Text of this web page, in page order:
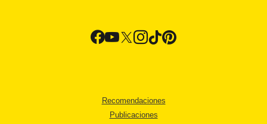
Recomendaciones
Publicaciones